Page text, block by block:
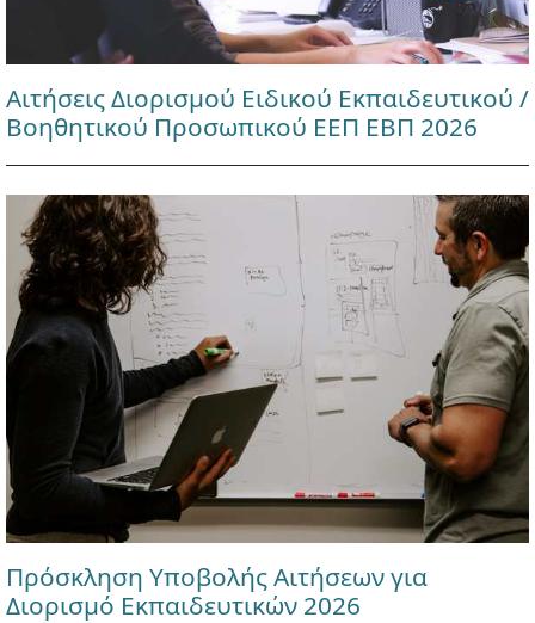
Αιτήσεις Διορισμού Ειδικού Εκπαιδευτικού /
Βοηθητικού Προσωπικού ΕΕΠ ΕΒΠ 2026
Πρόσκληση Υποβολής Αιτήσεων για
Διορισμό Εκπαιδευτικών 2026